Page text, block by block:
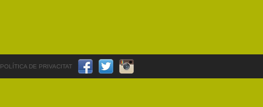
POLÍTICA DE PRIVACITAT